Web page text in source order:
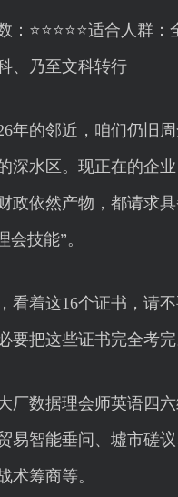
⭐⭐⭐⭐⭐适合人群：
、乃至文科转行
的邻近，咱们仍旧周
深水区。现正在的企
政依然产物，都请求
会技能”。
着这16个证书，请不
要把这些证书完全考完
数据理会师英语四六
易智能垂问、墟市磋
术筹商等。